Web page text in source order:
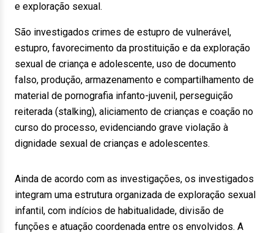
e exploração sexual.
São investigados crimes de estupro de vulnerável,
estupro, favorecimento da prostituição e da exploração
sexual de criança e adolescente, uso de documento
falso, produção, armazenamento e compartilhamento de
material de pornografia infanto-juvenil, perseguição
reiterada (stalking), aliciamento de crianças e coação no
curso do processo, evidenciando grave violação à
dignidade sexual de crianças e adolescentes.
Ainda de acordo com as investigações, os investigados
integram uma estrutura organizada de exploração sexual
infantil, com indícios de habitualidade, divisão de
funções e atuação coordenada entre os envolvidos. A